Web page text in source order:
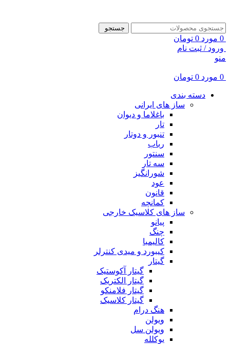
جستجو
0 مورد 0 تومان
ورود / ثبت نام
منو
0 مورد 0 تومان
دسته بندی
ساز های ایرانی
باغلاما و دیوان
تار
تنبور و دوتار
رباب
سنتور
سه تار
شورانگیز
عود
قانون
کمانچه
ساز های کلاسیک خارجی
پیانو
چنگ
کالیمبا
کیبورد و میدی کنترلر
گیتار
گیتار آکوستیک
گیتار الکتریک
گیتار فلامنکو
گیتار کلاسیک
هنگ درام
ویولن
ویولن سل
یوکلله